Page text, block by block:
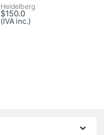
Heidelberg
$150.0
(IVA inc.)